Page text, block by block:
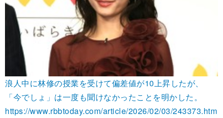
浪人中に林修の授業を受けて偏差値が10上昇したが、
「今でしょ」は一度も聞けなかったことを明かした。
https://www.rbbtoday.com/article/2026/02/03/243373.htm